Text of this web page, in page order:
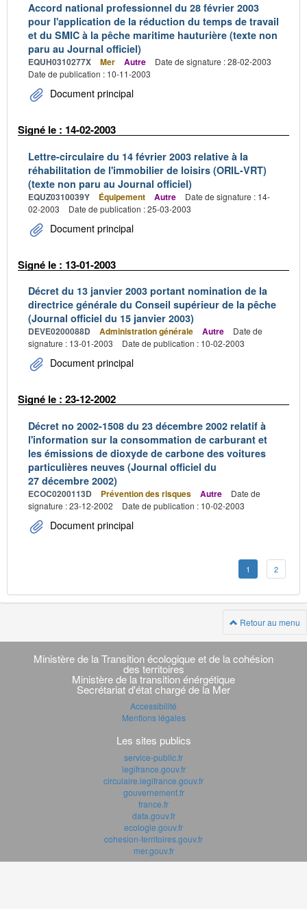
Accord national professionnel du 28 février 2003
pour l'application de la réduction du temps de travail
et du SMIC à la pêche maritime hauturière (texte non
paru au Journal officiel)
EQUH0310277X Mer Autre
Date de signature : 28-02-2003
Date de publication : 10-11-2003
Document principal
Signé le : 14-02-2003
Lettre-circulaire du 14 février 2003 relative à la
réhabilitation de l'immobilier de loisirs (ORIL-VRT)
(texte non paru au Journal officiel)
EQUZ0310039Y Équipement Autre
Date de signature : 14-
02-2003
Date de publication : 25-03-2003
Document principal
Signé le : 13-01-2003
Décret du 13 janvier 2003 portant nomination de la
directrice générale du Conseil supérieur de la pêche
(Journal officiel du 15 janvier 2003)
DEVE0200088D Administration générale Autre
Date de
signature : 13-01-2003
Date de publication : 10-02-2003
Document principal
Signé le : 23-12-2002
Décret no 2002-1508 du 23 décembre 2002 relatif à
l'information sur la consommation de carburant et
les émissions de dioxyde de carbone des voitures
particulières neuves (Journal officiel du
27 décembre 2002)
ECOC0200113D Prévention des risques Autre
Date de
signature : 23-12-2002
Date de publication : 10-02-2003
Document principal
1 2
Retour au menu
Navigation
transverse
Ministère de la Transition écologique et de la cohésion
des territoires
Ministère de la transition énérgétique
Secrétariat d'état chargé de la Mer
Accessibilité
Mentions légales
Les sites publics
service-public.fr
legifrance.gouv.fr
circulaire.legifrance.gouv.fr
gouvernement.fr
france.fr
data.gouv.fr
ecologie.gouv.fr
cohesion-territoires.gouv.fr
mer.gouv.fr